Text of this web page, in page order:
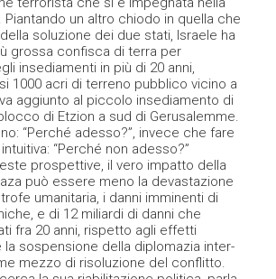
Piantando un altro chiodo in quella che
soluzione dei due stati, Israele ha
grossa confisca di terra per
insediamenti in più di 20 anni,
1000 acri di terreno pubblico vicino a
aggiunto al piccolo insediamento di
di Etzion a sud di Gerusalemme.
“Perché adesso?”, invece che fare
“Perché non adesso?”
prospettive, il vero impatto della
può essere meno la devastazione
umanitaria, i danni imminenti di
e di 12 miliardi di danni che
fra 20 anni, rispetto agli effetti
la sospensione della diplomazia inter-
mezzo di risoluzione del conflitto.